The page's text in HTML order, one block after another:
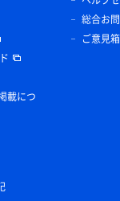
載につ
総合お
ご意見箱